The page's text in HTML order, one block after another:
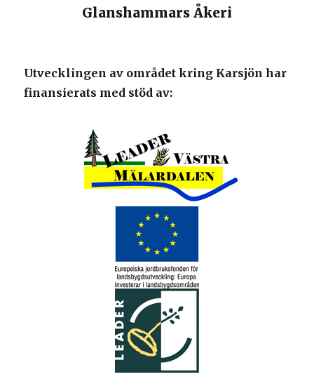
Glanshammars Åkeri
Utvecklingen av området kring Karsjön har
finansierats med stöd av: